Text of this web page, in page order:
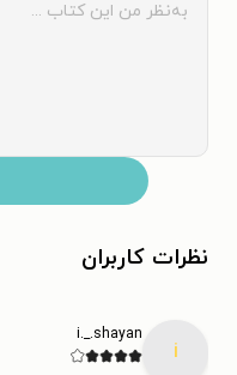
نظرات کاربران
i
i._.shayan